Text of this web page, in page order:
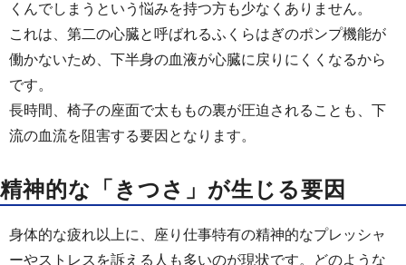
くんでしまうという悩みを持つ方も少なくありません。
これは、第二の心臓と呼ばれるふくらはぎのポンプ機能が
働かないため、下半身の血液が心臓に戻りにくくなるから
です。
長時間、椅子の座面で太ももの裏が圧迫されることも、下
流の血流を阻害する要因となります。
精神的な「きつさ」が生じる要因
身体的な疲れ以上に、座り仕事特有の精神的なプレッシャ
ーやストレスを訴える人も多いのが現状です。どのような